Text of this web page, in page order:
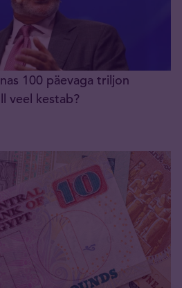
100 päevaga triljon
veel kestab?